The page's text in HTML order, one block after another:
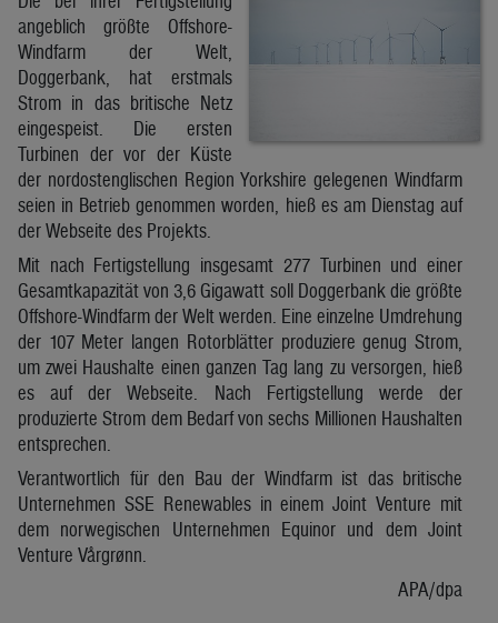
angeblich größte Offshore-
Windfarm der Welt,
Doggerbank, hat erstmals
Strom in das britische Netz
eingespeist. Die ersten
Turbinen der vor der Küste
der nordostenglischen Region Yorkshire gelegenen Windfarm
seien in Betrieb genommen worden, hieß es am Dienstag auf
der Webseite des Projekts.
Mit nach Fertigstellung insgesamt 277 Turbinen und einer
Gesamtkapazität von 3,6 Gigawatt soll Doggerbank die größte
Offshore-Windfarm der Welt werden. Eine einzelne Umdrehung
der 107 Meter langen Rotorblätter produziere genug Strom,
um zwei Haushalte einen ganzen Tag lang zu versorgen, hieß
es auf der Webseite. Nach Fertigstellung werde der
produzierte Strom dem Bedarf von sechs Millionen Haushalten
entsprechen.
Verantwortlich für den Bau der Windfarm ist das britische
Unternehmen SSE Renewables in einem Joint Venture mit
dem norwegischen Unternehmen Equinor und dem Joint
Venture Vårgrønn.
APA/dpa